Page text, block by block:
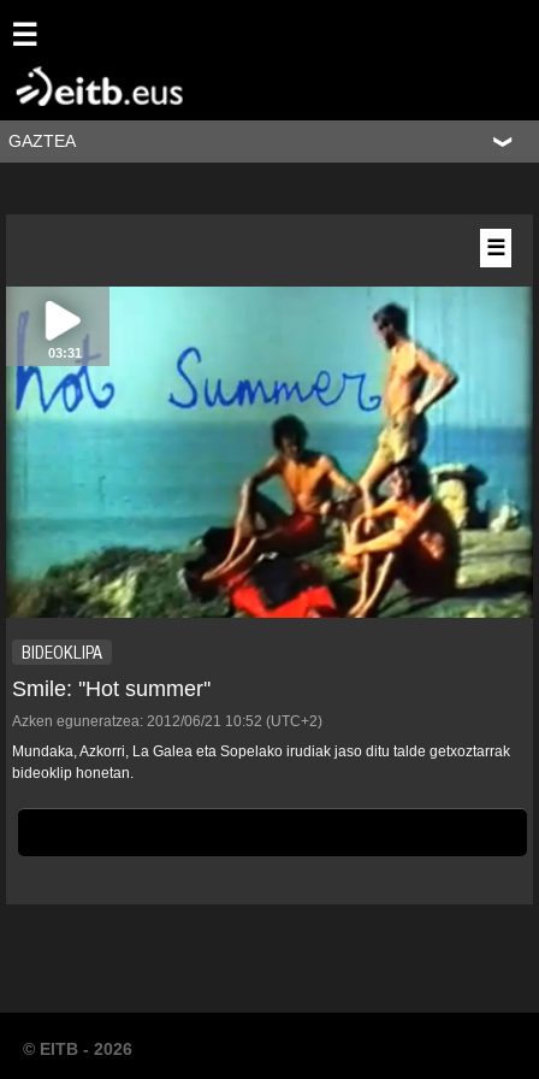
☰
GAZTEA
03:31
BIDEOKLIPA
Smile: ''Hot summer''
Azken eguneratzea: 2012/06/21 10:52 (UTC+2)
Mundaka, Azkorri, La Galea eta Sopelako irudiak jaso ditu talde getxoztarrak
bideoklip honetan.
☰
© EITB - 2026